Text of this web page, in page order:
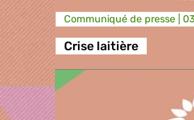
Communiqué de presse |
Crise laitière